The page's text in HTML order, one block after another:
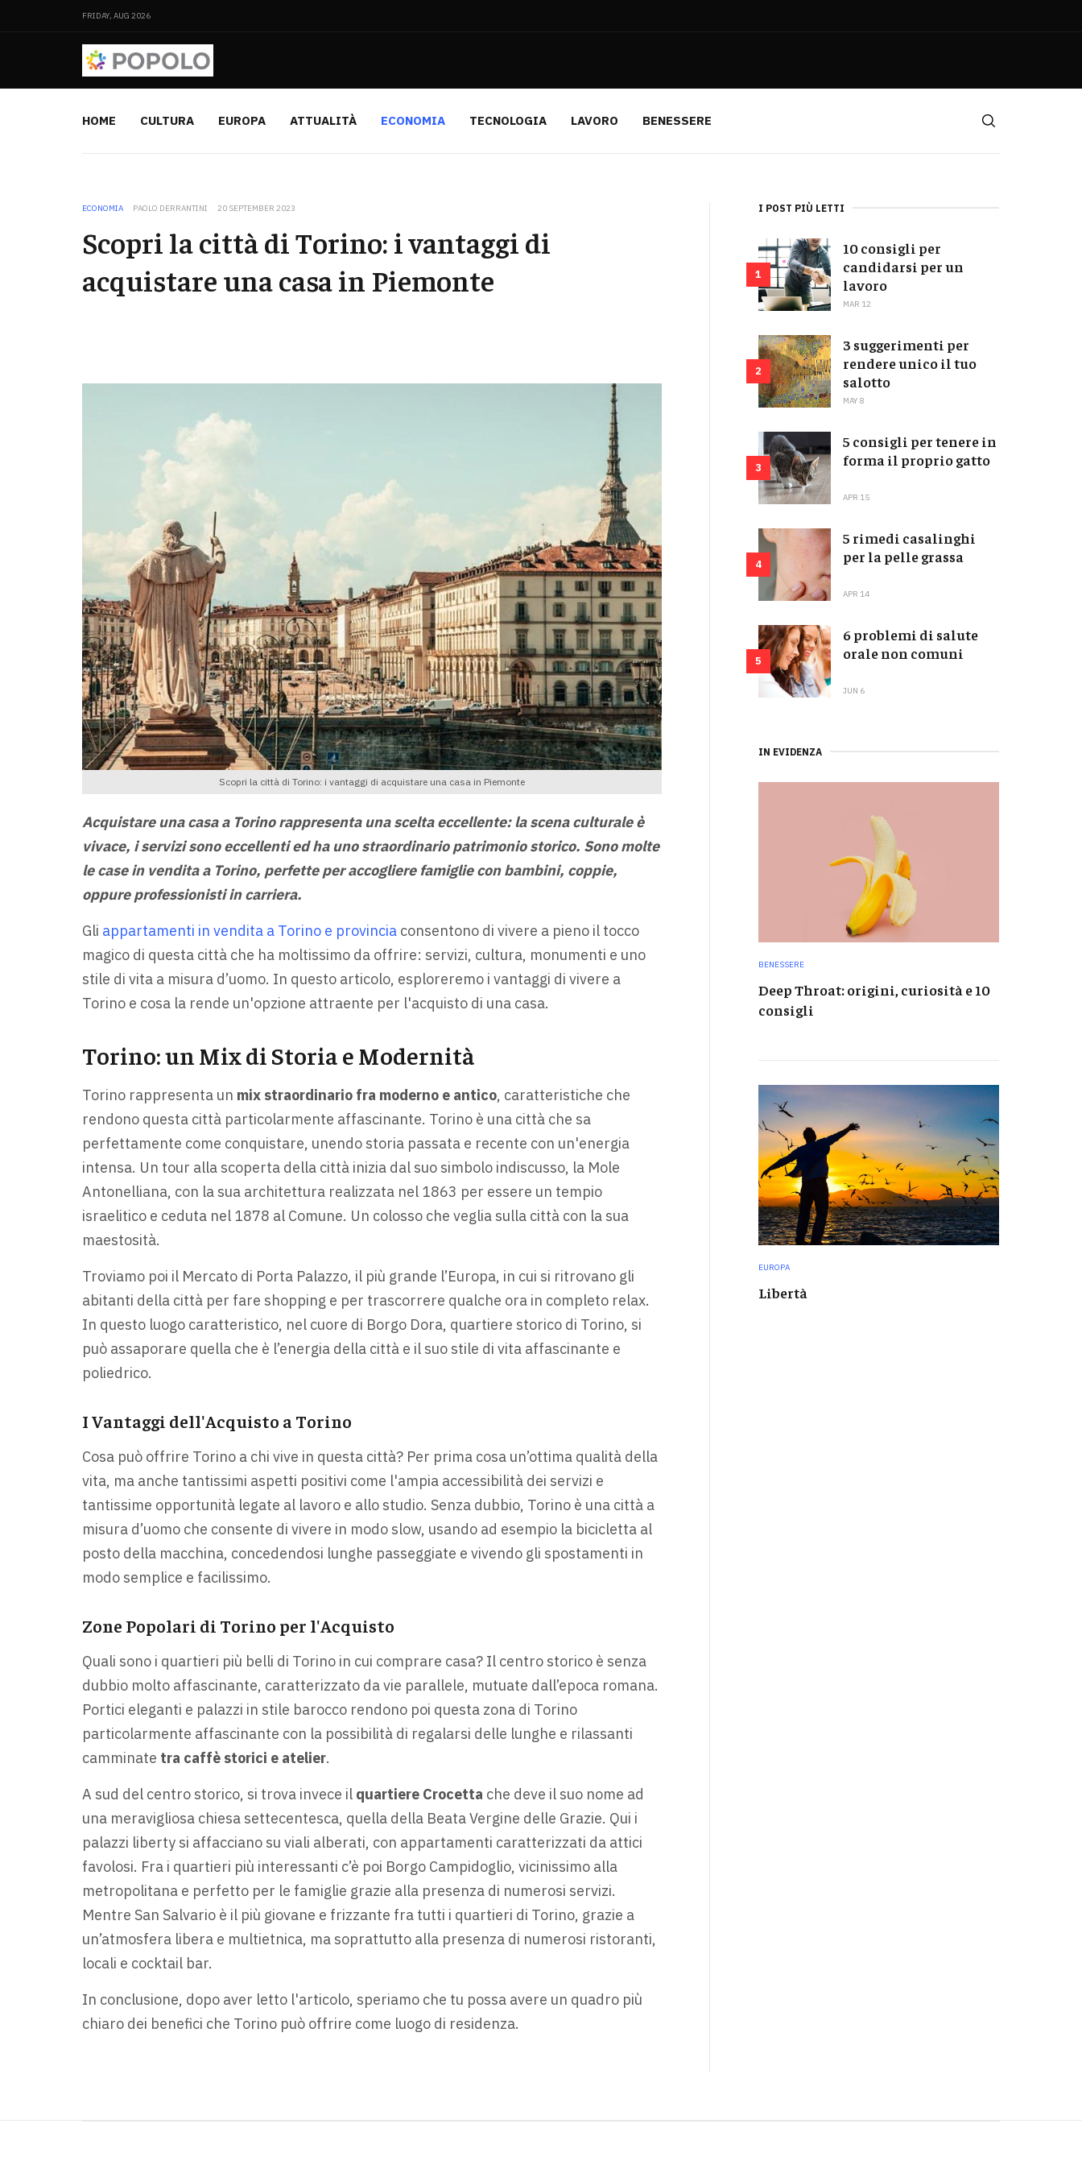
FRIDAY, AUG 2026
HOME CULTURA EUROPA ATTUALITÀ ECONOMIA TECNOLOGIA LAVORO BENESSERE
ECONOMIA PAOLO DERRANTINI 20 SEPTEMBER 2023
Scopri la città di Torino: i vantaggi di
acquistare una casa in Piemonte
Scopri la città di Torino: i vantaggi di acquistare una casa in Piemonte
Acquistare una casa a Torino rappresenta una scelta eccellente: la scena culturale è
vivace, i servizi sono eccellenti ed ha uno straordinario patrimonio storico. Sono molte
le case in vendita a Torino, perfette per accogliere famiglie con bambini, coppie,
oppure professionisti in carriera.
Gli appartamenti in vendita a Torino e provinciaconsentono di vivere a pieno il tocco
magico di questa città che ha moltissimo da offrire: servizi, cultura, monumenti e uno
stile di vita a misura d’uomo. In questo articolo, esploreremo i vantaggi di vivere a
Torino e cosa la rende un'opzione attraente per l'acquisto di una casa.
Torino: un Mix di Storia e Modernità
Torino rappresenta un mix straordinario fra moderno e antico, caratteristiche che
rendono questa città particolarmente affascinante. Torino è una città che sa
perfettamente come conquistare, unendo storia passata e recente con un'energia
intensa. Un tour alla scoperta della città inizia dal suo simbolo indiscusso, la Mole
Antonelliana, con la sua architettura realizzata nel 1863 per essere un tempio
israelitico e ceduta nel 1878 al Comune. Un colosso che veglia sulla città con la sua
maestosità.
Troviamo poi il Mercato di Porta Palazzo, il più grande l’Europa, in cui si ritrovano gli
abitanti della città per fare shopping e per trascorrere qualche ora in completo relax.
In questo luogo caratteristico, nel cuore di Borgo Dora, quartiere storico di Torino, si
può assaporare quella che è l’energia della città e il suo stile di vita affascinante e
poliedrico.
I Vantaggi dell'Acquisto a Torino
Cosa può offrire Torino a chi vive in questa città? Per prima cosa un’ottima qualità della
vita, ma anche tantissimi aspetti positivi come l'ampia accessibilità dei servizi e
tantissime opportunità legate al lavoro e allo studio. Senza dubbio, Torino è una città a
misura d’uomo che consente di vivere in modo slow, usando ad esempio la bicicletta al
posto della macchina, concedendosi lunghe passeggiate e vivendo gli spostamenti in
modo semplice e facilissimo.
Zone Popolari di Torino per l'Acquisto
Quali sono i quartieri più belli di Torino in cui comprare casa? Il centro storico è senza
dubbio molto affascinante, caratterizzato da vie parallele, mutuate dall’epoca romana.
Portici eleganti e palazzi in stile barocco rendono poi questa zona di Torino
particolarmente affascinante con la possibilità di regalarsi delle lunghe e rilassanti
camminate tra caffè storici e atelier.
A sud del centro storico, si trova invece il quartiere Crocetta che deve il suo nome ad
una meravigliosa chiesa settecentesca, quella della Beata Vergine delle Grazie. Qui i
palazzi liberty si affacciano su viali alberati, con appartamenti caratterizzati da attici
favolosi. Fra i quartieri più interessanti c’è poi Borgo Campidoglio, vicinissimo alla
metropolitana e perfetto per le famiglie grazie alla presenza di numerosi servizi.
Mentre San Salvario è il più giovane e frizzante fra tutti i quartieri di Torino, grazie a
un’atmosfera libera e multietnica, ma soprattutto alla presenza di numerosi ristoranti,
locali e cocktail bar.
In conclusione, dopo aver letto l'articolo, speriamo che tu possa avere un quadro più
chiaro dei benefici che Torino può offrire come luogo di residenza.
I POST PIÙ LETTI
1
10 consigli per
candidarsi per un
lavoro
MAR 12
2
3 suggerimenti per
rendere unico il tuo
salotto
MAY 8
3
5 consigli per tenere in
forma il proprio gatto
APR 15
4
5 rimedi casalinghi
per la pelle grassa
APR 14
5
6 problemi di salute
orale non comuni
JUN 6
IN EVIDENZA
BENESSERE
Deep Throat: origini, curiosità e 10
consigli
EUROPA
Libertà